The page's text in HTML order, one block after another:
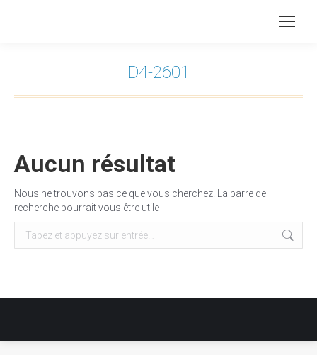
D4-2601
Aucun résultat
Nous ne trouvons pas ce que vous cherchez. La barre de
recherche pourrait vous être utile
Recherche